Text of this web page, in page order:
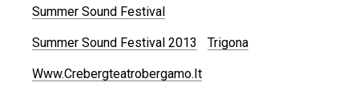
Summer Sound Festival
Summer Sound Festival 2013 Trigona
Www.crebergteatrobergamo.it